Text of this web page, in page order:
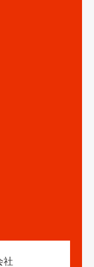
社